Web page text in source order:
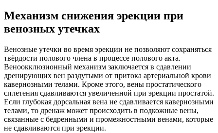
Механизм снижения эрекции при
венозных утечках
Венозные утечки во время эрекции не позволяют сохраняться
твёрдости полового члена в процессе полового акта.
Веноокклюзионный механизм заключается в сдавлении
дренирующих вен раздутыми от притока артериальной крови
кавернозными телами. Кроме этого, вены простатического
сплетения сдавливаются увеличенной при эрекции простатой.
Если глубокая дорсальная вена не сдавливается кавернозными
телами, то дренаж может происходить в подкожные вены,
связанные с бедренными и промежностными венами, которые
не сдавливаются при эрекции.